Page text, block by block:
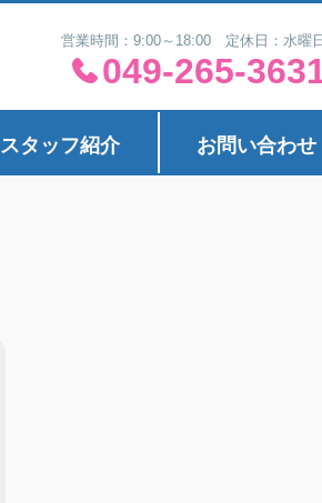
営業時間：9:00～18:00 定休日：水曜日
049-265-
スタッフ紹介 お問い合わせ